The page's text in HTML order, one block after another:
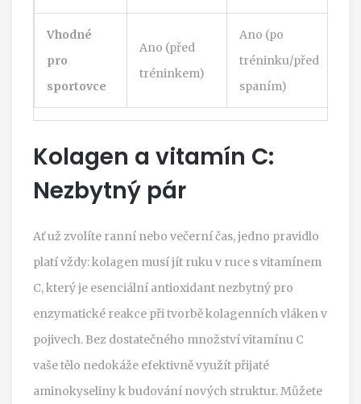
Vhodné
pro
sportovce
Ano (před
tréninkem)
Ano (po
tréninku/před
spaním)
Kolagen a vitamín C:
Nezbytný pár
Ať už zvolíte ranní nebo večerní čas, jedno pravidlo
platí vždy: kolagen musí jít ruku v ruce svitamínem
C, který je esenciální antioxidant nezbytný pro
enzymatické reakce při tvorbě kolagenních vláken v
pojivech. Bez dostatečného množství vitamínu C
vaše tělo nedokáže efektivně využít přijaté
aminokyseliny k budování nových struktur. Můžete